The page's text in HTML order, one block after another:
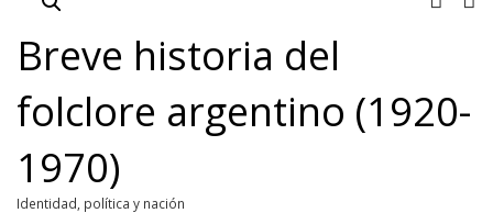
Breve historia del
folclore argentino (1920-
1970)
Identidad, política y nación